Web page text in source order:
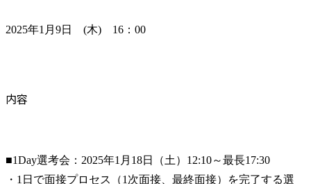
2025年1月9日　(木)　16：00
内容
■1Day選考会：2025年1月18日（土）12:10～最長17:30
・1日で面接プロセス（1次面接、最終面接）を完了する選